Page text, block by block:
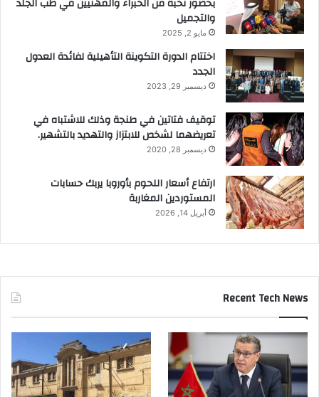
والتجميل
مايو 2, 2025
اختتام الدورة التكوينة التأهيلية لفائدة العدول
الجدد
ديسمبر 29, 2023
توقيف فتاتين في طنجة وذلك للاشتباه في
تعريضهما لشخص للابتزاز والتهديد بالتشهير.
ديسمبر 28, 2020
ارتفاع أسعار اللحوم بأوروبا يربك حسابات
المستوردين المغاربة
أبريل 14, 2026
Recent Tech News